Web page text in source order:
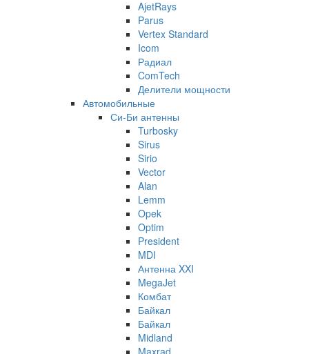
AjetRays
Parus
Vertex Standard
Icom
Радиал
ComTech
Делители мощности
Автомобильные
Си-Би антенны
Turbosky
Sirus
Sirio
Vector
Alan
Lemm
Opek
Optim
President
MDI
Антенна XXI
MegaJet
Комбат
Байкал
Байкал
Midland
Maxrad